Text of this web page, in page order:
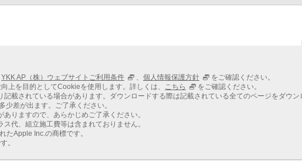
YKK AP（株）ウェブサイトご利用条件 、 個人情報保護方針
をご確認ください。
上を目的としてCookieを使用します。詳しくは、 こちら
をご確認ください。
載されている場合があります。ダウンロードする際は記載されている全てのページをダウン
少差が出ます。ご了承ください。
りますので、あらかじめご了承ください。
代、組立施工費等は含まれておりません。
たApple Inc.の商標です。
。